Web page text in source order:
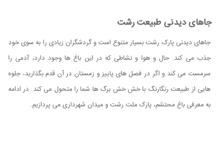
جاهای دیدنی طبیعت رشت
جاهای دیدنی پارک رشت بسیار متنوع است و گردشگران زیادی را به سوی خود
جذب می کند. حال و هوا و نشاطی که در این باغ ها وجود دارد، آدمی را
سرمست می کند و اگر در فصل های پاییز و زمستان در آن قدم بگذارید، جلوه
هایی از طبیعت رنگارنگ با خش خش برگ ها شما را متحول می کند. در ادامه
به معرفی باغ محتشم، پارک ملت رشت و میدان شهرداری می پردازیم.